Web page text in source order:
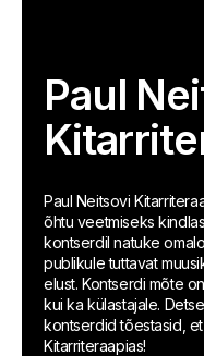
Paul
Paul Neitsovi
õhtu veetmiseks
kontserdil natuke
publikule tuttavat
elust. Kontserdi mõte
kui ka külastajale.
kontserdid tõestasid,
Kitarriteraapias!